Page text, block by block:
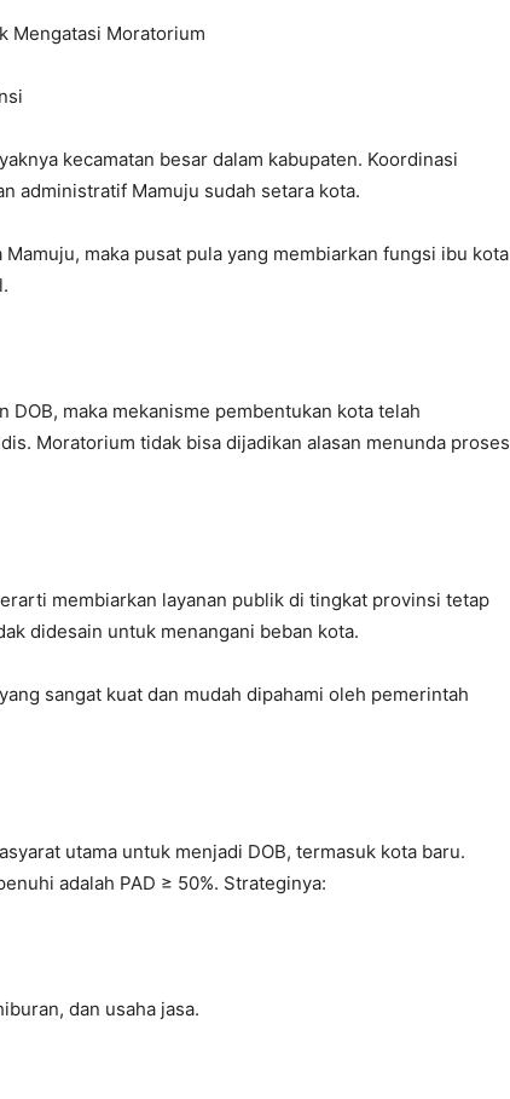
Mengatasi Moratorium
kecamatan besar dalam kabupaten. Koordinasi
administratif Mamuju sudah setara kota.
maka pusat pula yang membiarkan fungsi ibu kota
DOB, maka mekanisme pembentukan kota telah
Moratorium tidak bisa dijadikan alasan menunda proses
membiarkan layanan publik di tingkat provinsi tetap
didesain untuk menangani beban kota.
sangat kuat dan mudah dipahami oleh pemerintah
utama untuk menjadi DOB, termasuk kota baru.
adalah PAD ≥ 50%. Strateginya:
dan usaha jasa.